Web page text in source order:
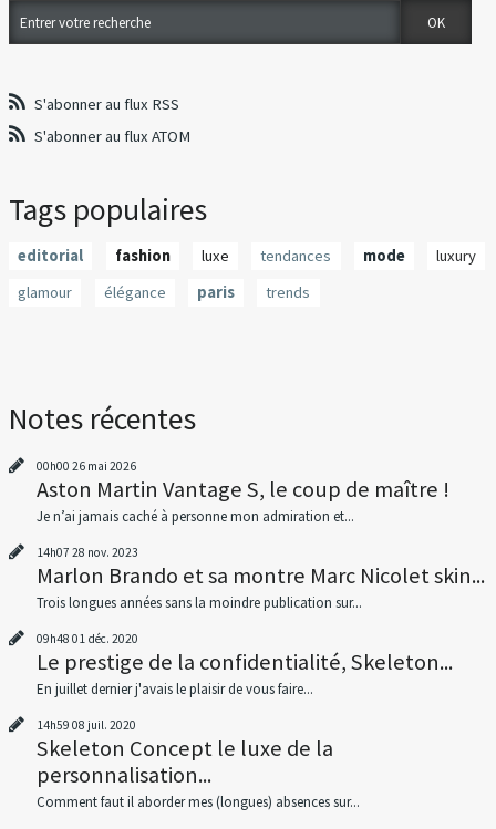
S'abonner au flux RSS
S'abonner au flux ATOM
Tags populaires
editorial fashion luxe tendances mode
luxury
glamour
élégance paris trends
Notes récentes
00h00 26 mai 2026
Aston Martin Vantage S, le coup de maître !
Je n’ai jamais caché à personne mon admiration et...
14h07 28 nov. 2023
Marlon Brando et sa montre Marc Nicolet skin...
Trois longues années sans la moindre publication sur...
09h48 01 déc. 2020
Le prestige de la confidentialité, Skeleton...
En juillet dernier j'avais le plaisir de vous faire...
14h59 08 juil. 2020
Skeleton Concept le luxe de la
personnalisation...
Comment faut il aborder mes (longues) absences sur...